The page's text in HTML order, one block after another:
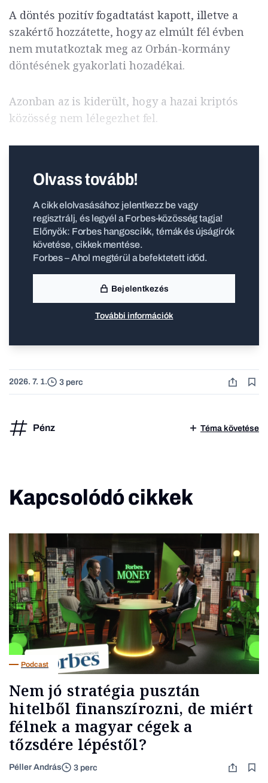
A döntés pozitív fogadtatást kapott, illetve a
szakértő hozzátette, hogy az elmúlt fél évben
nem mutatkoztak meg az Orbán-kormány
döntésének gyakorlati hozadékai.
Azonban az is kiderült, hogy a hazai kriptós
közösség nem lélegezhet fel.
Olvass tovább!
A cikk elolvasásához jelentkezz be vagy
regisztrálj, és legyél a Forbes-közösség tagja!
Előnyök: Forbes hangoscikk, témák és újságírók
követése, cikkek mentése.
Forbes – Ahol megtérül a befektetett időd.
Bejelentkezés
További információk
2026. 7. 1. 3 perc
Pénz Téma követése
Kapcsolódó cikkek
Podcast
Nem jó stratégia pusztán
hitelből finanszírozni, de miért
félnek a magyar cégek a
tőzsdére lépéstől?
Péller András 3 perc